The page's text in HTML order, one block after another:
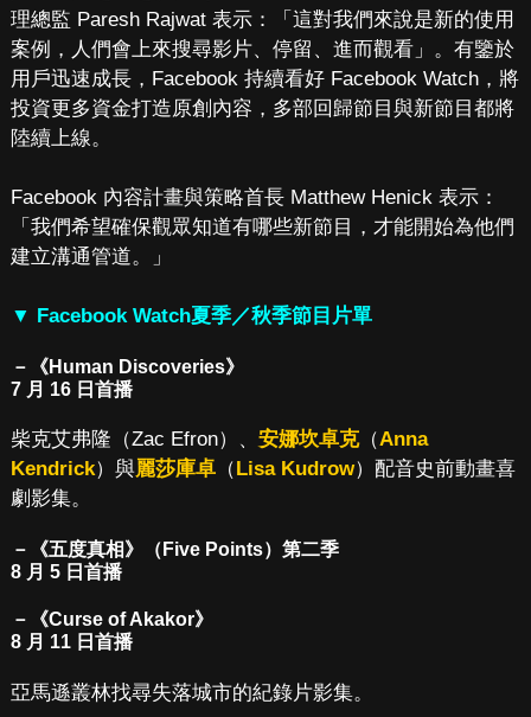
理總監 Paresh Rajwat 表示：「這對我們來說是新的使用
案例，人們會上來搜尋影片、停留、進而觀看」。有鑒於
用戶迅速成長，Facebook 持續看好 Facebook Watch，將
投資更多資金打造原創內容，多部回歸節目與新節目都將
陸續上線。
Facebook 內容計畫與策略首長 Matthew Henick 表示：
「我們希望確保觀眾知道有哪些新節目，才能開始為他們
建立溝通管道。」
▼ Facebook Watch夏季／秋季節目片單
－《Human Discoveries》
7 月 16 日首播
柴克艾弗隆（Zac Efron）、 安娜坎卓克（Anna
Kendrick）與麗莎庫卓（ Lisa Kudrow）配音史前動畫喜
劇影集。
－《五度真相》（Five Points）第二季
8 月 5 日首播
－《Curse of Akakor》
8 月 11 日首播
亞馬遜叢林找尋失落城市的紀錄片影集。